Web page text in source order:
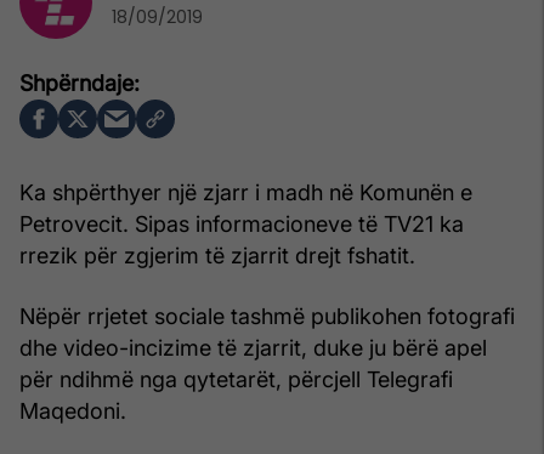
Ka shpërthyer një zjarr i madh në Komunën e
Petrovecit. Sipas informacioneve të TV21 ka
rrezik për zgjerim të zjarrit drejt fshatit.
Nëpër rrjetet sociale tashmë publikohen fotografi
dhe video-incizime të zjarrit, duke ju bërë apel
për ndihmë nga qytetarët, përcjell Telegrafi
Maqedoni.
18/09/2019